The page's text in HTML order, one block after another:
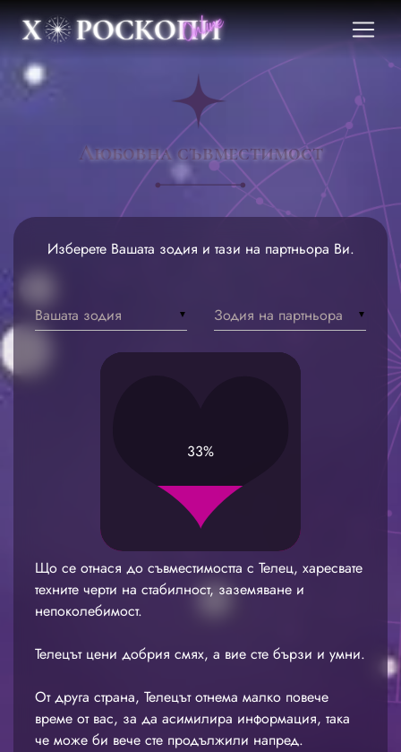
Любовна съвместимост
Изберете Вашата зодия и тази на партньора Ви.
▼
Вашата зодия ▼
Зодия на партньора
33%
Що се отнася до съвместимостта с Телец, харесвате
техните черти на стабилност, заземяване и
непоколебимост.
Телецът цени добрия смях, а вие сте бързи и умни.
От друга страна, Телецът отнема малко повече
време от вас, за да асимилира информация, така
че може би вече сте продължили напред.